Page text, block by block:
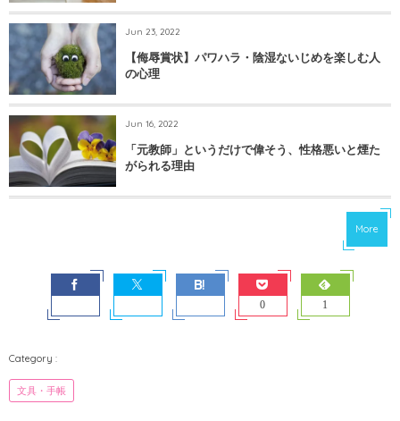
Jun 23, 2022
【侮辱賞状】パワハラ・陰湿ないじめを楽しむ人
の心理
Jun 16, 2022
「元教師」というだけで偉そう、性格悪いと煙た
がられる理由
More
0 1
文具・手帳